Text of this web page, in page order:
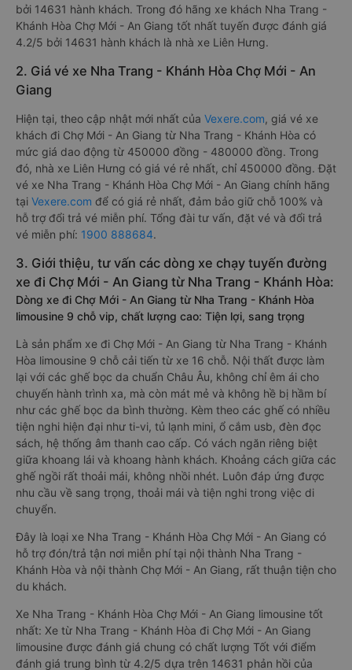
bởi 14631 hành khách. Trong đó hãng xe khách Nha Trang -
Khánh Hòa Chợ Mới - An Giang tốt nhất tuyến được đánh giá
4.2/5 bởi 14631 hành khách là nhà xe Liên Hưng.
2. Giá vé xe Nha Trang - Khánh Hòa Chợ Mới - An
Giang
Hiện tại, theo cập nhật mới nhất của Vexere.com, giá vé xe
khách đi Chợ Mới - An Giang từ Nha Trang - Khánh Hòa có
mức giá dao động từ 450000 đồng - 480000 đồng. Trong
đó, nhà xe Liên Hưng có giá vé rẻ nhất, chỉ 450000 đồng. Đặt
vé xe Nha Trang - Khánh Hòa Chợ Mới - An Giang chính hãng
tại Vexere.com để có giá rẻ nhất, đảm bảo giữ chỗ 100% và
hỗ trợ đổi trả vé miễn phí. Tổng đài tư vấn, đặt vé và đổi trả
vé miễn phí: 1900 888684.
3. Giới thiệu, tư vấn các dòng xe chạy tuyến đường
xe đi Chợ Mới - An Giang từ Nha Trang - Khánh Hòa:
Dòng xe đi Chợ Mới - An Giang từ Nha Trang - Khánh Hòa
limousine 9 chỗ vip, chất lượng cao: Tiện lợi, sang trọng
Là sản phẩm xe đi Chợ Mới - An Giang từ Nha Trang - Khánh
Hòa limousine 9 chỗ cải tiến từ xe 16 chỗ. Nội thất được làm
lại với các ghế bọc da chuẩn Châu Âu, không chỉ êm ái cho
chuyến hành trình xa, mà còn mát mẻ và không hề bị hầm bí
như các ghế bọc da bình thường. Kèm theo các ghế có nhiều
tiện nghi hiện đại như ti-vi, tủ lạnh mini, ổ cắm usb, đèn đọc
sách, hệ thống âm thanh cao cấp. Có vách ngăn riêng biệt
giữa khoang lái và khoang hành khách. Khoảng cách giữa các
ghế ngồi rất thoải mái, không nhồi nhét. Luôn đáp ứng được
nhu cầu về sang trọng, thoải mái và tiện nghi trong việc di
chuyển.
Đây là loại xe Nha Trang - Khánh Hòa Chợ Mới - An Giang có
hỗ trợ đón/trả tận nơi miễn phí tại nội thành Nha Trang -
Khánh Hòa và nội thành Chợ Mới - An Giang, rất thuận tiện cho
du khách.
Xe Nha Trang - Khánh Hòa Chợ Mới - An Giang limousine tốt
nhất: Xe từ Nha Trang - Khánh Hòa đi Chợ Mới - An Giang
limousine được đánh giá chung có chất lượng Tốt với điểm
đánh giá trung bình từ 4.2/5 dựa trên 14631 phản hồi của